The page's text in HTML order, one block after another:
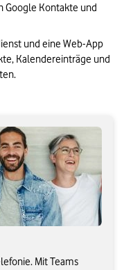
Google Kontakte und
und eine Web-App
Kalendereinträge und
Mit Teams